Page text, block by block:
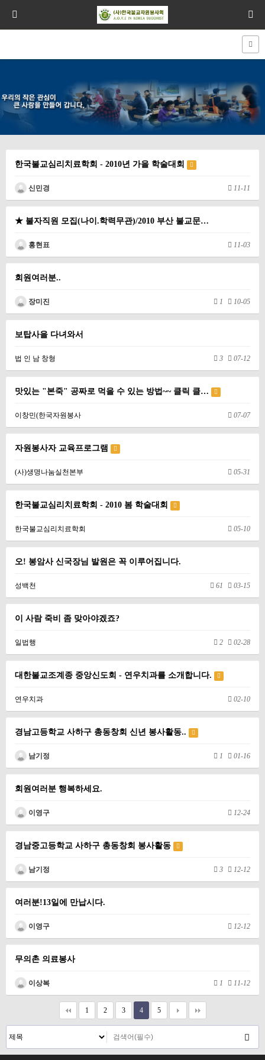
한국불교심리치료학회 - 2010년 가을 학술대회
신민경 11-11
★ 불자직원 모집(나이.학력무관)/2010 부산 불교문…
홍현표 11-03
회원여러분..
장미진 1 10-05
보탑사을 다녀와서
법 인 남 창형 3 07-12
맛있는 "본죽" 공짜로 먹을 수 있는 방법~~ 클릭 클…
이창민(한국자원봉사 07-07
자원봉사자 교육프로그램
(사)생명나눔실천본부 05-31
한국불교심리치료학회 - 2010 봄 학술대회
한국불교심리치료학회 05-10
오! 봉암사 신국장님 발원은 꼭 이루어집니다.
성백천 61 03-15
이 사람 죽비 좀 맞아야겠죠?
일법행 2 02-28
대한불교조계종 중앙신도회 - 연우치과를 소개합니다.
연우치과 02-10
경남고등학교 사하구 총동창회 신년 봉사활동..
남기정 1 01-16
회원여러분 행복하세요.
이영구 12-24
경남중고등학교 사하구 총동창회 봉사활동
남기정 3 12-12
여러분!13일에 만납시다.
이영구 12-12
무의촌 의료봉사
이상복 1 11-12
1 2 3 4 5